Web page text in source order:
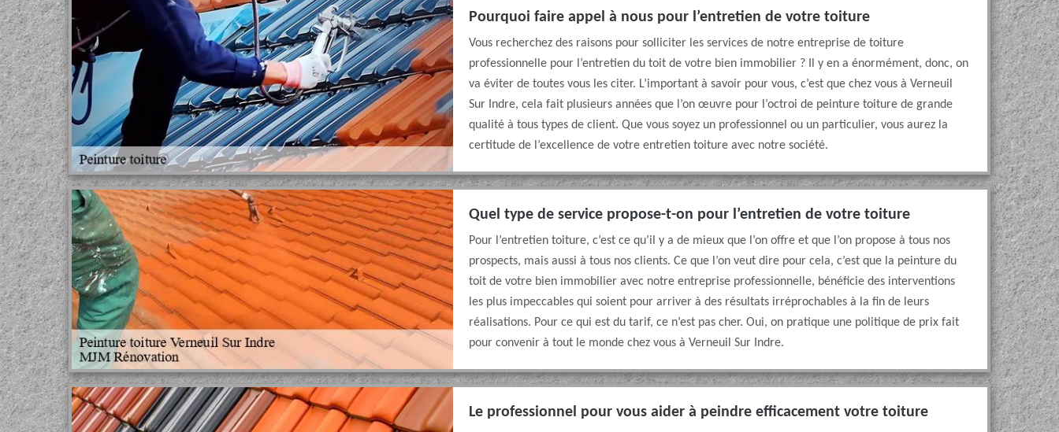
Pourquoi faire appel à nous pour l’entretien de votre toiture
Vous recherchez des raisons pour solliciter les services de notre entreprise de toiture
professionnelle pour l’entretien du toit de votre bien immobilier ? Il y en a énormément, donc, on
va éviter de toutes vous les citer. L’important à savoir pour vous, c’est que chez vous à Verneuil
Sur Indre, cela fait plusieurs années que l’on œuvre pour l’octroi de peinture toiture de grande
qualité à tous types de client. Que vous soyez un professionnel ou un particulier, vous aurez la
certitude de l’excellence de votre entretien toiture avec notre société.
Quel type de service propose-t-on pour l’entretien de votre toiture
Pour l’entretien toiture, c’est ce qu’il y a de mieux que l’on offre et que l’on propose à tous nos
prospects, mais aussi à tous nos clients. Ce que l’on veut dire pour cela, c’est que la peinture du
toit de votre bien immobilier avec notre entreprise professionnelle, bénéficie des interventions
les plus impeccables qui soient pour arriver à des résultats irréprochables à la fin de leurs
réalisations. Pour ce qui est du tarif, ce n’est pas cher. Oui, on pratique une politique de prix fait
pour convenir à tout le monde chez vous à Verneuil Sur Indre.
Le professionnel pour vous aider à peindre efficacement votre toiture